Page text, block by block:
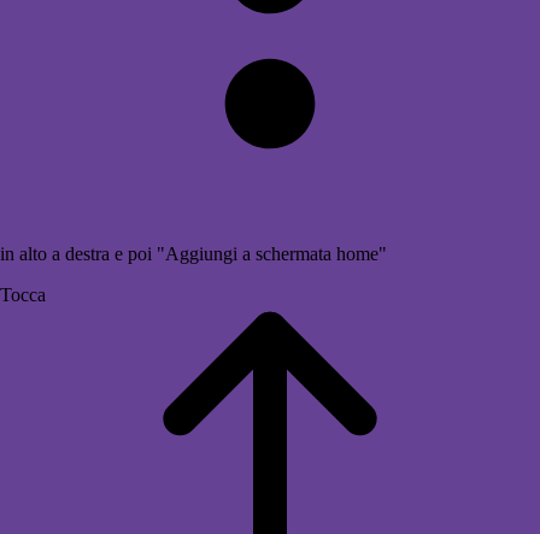
in alto a destra e poi "Aggiungi a schermata home"
Tocca